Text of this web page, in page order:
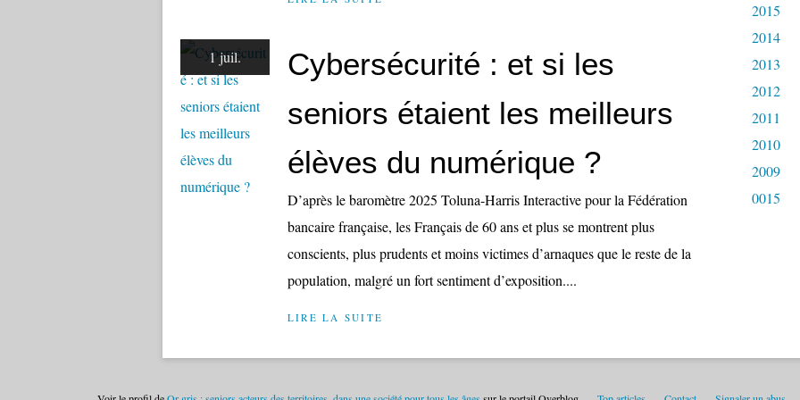
1 juil.
Cybersécurité : et si les
seniors étaient les meilleurs
élèves du numérique ?
D’après le baromètre 2025 Toluna-Harris Interactive pour la Fédération
bancaire française, les Français de 60 ans et plus se montrent plus
conscients, plus prudents et moins victimes d’arnaques que le reste de la
population, malgré un fort sentiment d’exposition....
LIRE LA SUITE
2015
2014
2013
2012
2011
2010
2009
0015